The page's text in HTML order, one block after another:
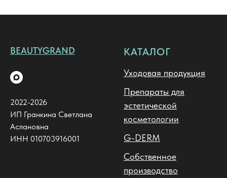
BEAUTYGRAND
2022-2026
ИП Гранкина Светлана
Аслановна
ИНН 010703916001
КАТАЛОГ
Уходовая продукция
Препараты для
эстетической
косметологии
G-DERM
Собственное
производство